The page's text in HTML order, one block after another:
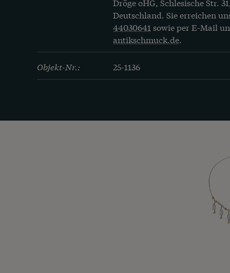
Dröge oHG, Schlesische Str.
Deutschland. Sie erreichen
44030641 sowie per E-Mail
antikschmuck.de.
Objekt-Nr.: 25-1136